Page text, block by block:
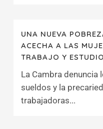
UNA NUEVA
ACECHA A LAS
TRABAJO Y
La Cambra denuncia
sueldos y la
trabajadoras...